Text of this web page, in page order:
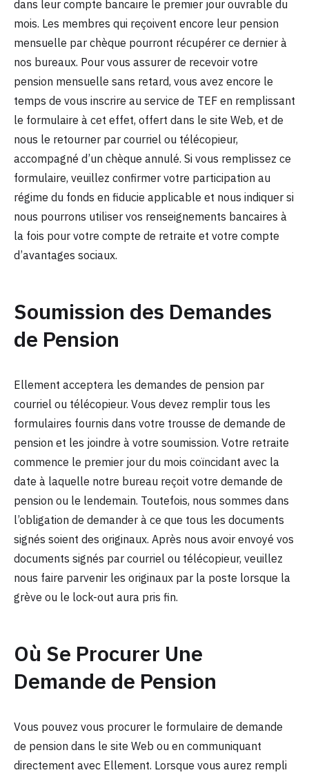
dans leur compte bancaire le premier jour ouvrable du
mois. Les membres qui reçoivent encore leur pension
mensuelle par chèque pourront récupérer ce dernier à
nos bureaux. Pour vous assurer de recevoir votre
pension mensuelle sans retard, vous avez encore le
temps de vous inscrire au service de TEF en remplissant
le formulaire à cet effet, offert dans le site Web, et de
nous le retourner par courriel ou télécopieur,
accompagné d’un chèque annulé. Si vous remplissez ce
formulaire, veuillez confirmer votre participation au
régime du fonds en fiducie applicable et nous indiquer si
nous pourrons utiliser vos renseignements bancaires à
la fois pour votre compte de retraite et votre compte
d’avantages sociaux.
Soumission des Demandes
de Pension
Ellement acceptera les demandes de pension par
courriel ou télécopieur. Vous devez remplir tous les
formulaires fournis dans votre trousse de demande de
pension et les joindre à votre soumission. Votre retraite
commence le premier jour du mois coïncidant avec la
date à laquelle notre bureau reçoit votre demande de
pension ou le lendemain. Toutefois, nous sommes dans
l’obligation de demander à ce que tous les documents
signés soient des originaux. Après nous avoir envoyé vos
documents signés par courriel ou télécopieur, veuillez
nous faire parvenir les originaux par la poste lorsque la
grève ou le lock-out aura pris fin.
Où Se Procurer Une
Demande de Pension
Vous pouvez vous procurer le formulaire de demande
de pension dans le site Web ou en communiquant
directement avec Ellement. Lorsque vous aurez rempli